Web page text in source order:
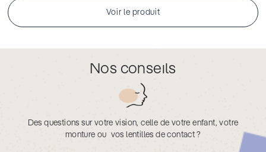
Voir le produit
Nos conseils
Des questions sur votre vision, celle de votre enfant, votre
monture ou vos lentilles de contact ?